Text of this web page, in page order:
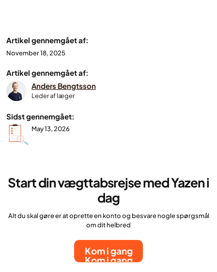
Artikel gennemgået af:
November 18, 2025
Artikel gennemgået af:
Anders Bengtsson
Leder af læger
Sidst gennemgået:
May 13, 2026
Start din vægttabsrejse med Yazen i
dag
Alt du skal gøre er at oprette en konto og besvare nogle spørgsmål
om dit helbred
Kom i gang
Kom i gang